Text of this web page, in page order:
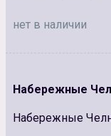
нет в наличии
Набережные
Набережные